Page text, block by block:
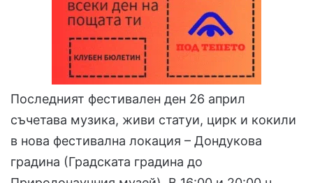
Последният фестивален ден 26 април
съчетава музика, живи статуи, цирк и кокили
в нова фестивална локация – Дондукова
градина (Градската градина до